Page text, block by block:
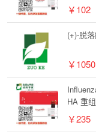
￥102
(+)-脱
￥1050
HA 重
￥235